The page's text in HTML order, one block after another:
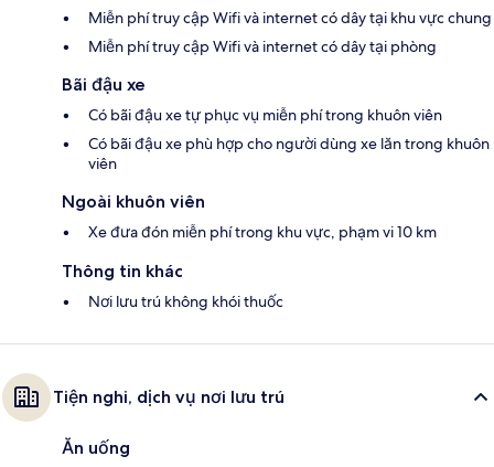
Miễn phí truy cập Wifi và internet có dây tại khu vực chung
Miễn phí truy cập Wifi và internet có dây tại phòng
Bãi đậu xe
Có bãi đậu xe tự phục vụ miễn phí trong khuôn viên
Có bãi đậu xe phù hợp cho người dùng xe lăn trong khuôn
viên
Ngoài khuôn viên
Xe đưa đón miễn phí trong khu vực, phạm vi 10 km
Thông tin khác
Nơi lưu trú không khói thuốc
Tiện nghi, dịch vụ nơi lưu trú
Ăn uống